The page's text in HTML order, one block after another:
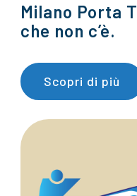
Milano Porta
che non c’è.
Scopri di più